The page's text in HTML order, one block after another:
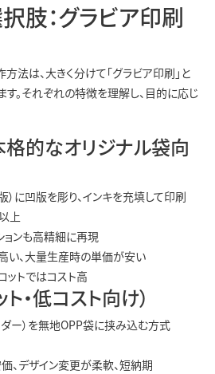
肢：グラビア印刷
法は、大きく分けて「グラビア印刷」と
す。それぞれの特徴を理解し、目的に応じ
格的なオリジナル袋向
）に凹版を彫り、インキを充填して印刷
上
ョンも高精細に再現
い、大量生産時の単価が安い
ットではコスト高
・低コスト向け）
ダー）を無地OPP袋に挟み込む方式
、デザイン変更が柔軟、短納期